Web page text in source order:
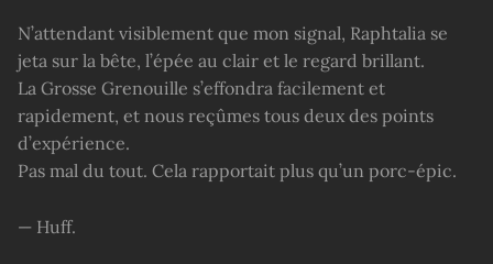
N’attendant visiblement que mon signal, Raphtalia se
jeta sur la bête, l’épée au clair et le regard brillant.
La Grosse Grenouille s’effondra facilement et
rapidement, et nous reçûmes tous deux des points
d’expérience.
Pas mal du tout. Cela rapportait plus qu’un porc-épic.
— Huff.